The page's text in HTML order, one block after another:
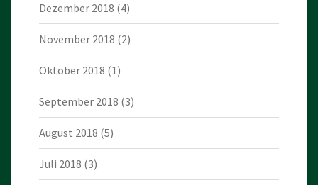
Dezember 2018 (4)
November 2018 (2)
Oktober 2018 (1)
September 2018 (3)
August 2018 (5)
Juli 2018 (3)